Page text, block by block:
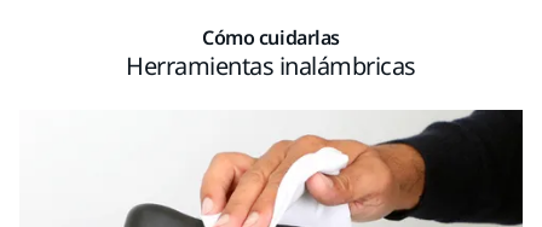
Cómo cuidarlas
Herramientas inalámbricas